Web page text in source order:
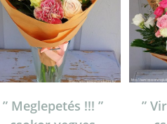
” Meglepetés !!! ”
”